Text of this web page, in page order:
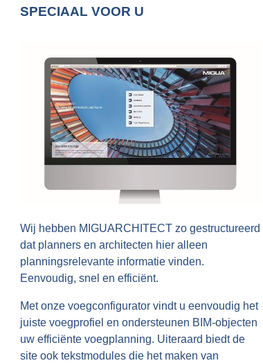
SPECIAAL VOOR U
Wij hebben MIGUARCHITECT zo gestructureerd
dat planners en architecten hier alleen
planningsrelevante informatie vinden.
Eenvoudig, snel en efficiënt.
Met onze voegconfigurator vindt u eenvoudig het
juiste voegprofiel en ondersteunen BIM-objecten
uw efficiënte voegplanning. Uiteraard biedt de
site ook tekstmodules die het maken van